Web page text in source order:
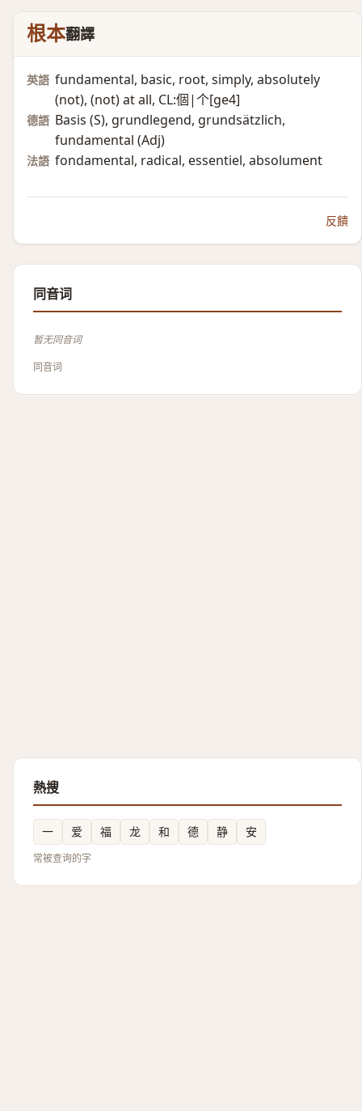
根本翻譯
英語 fundamental, basic, root, simply, absolutely
(not)​, (not)​ at all, CL:個|个[ge4]
德語 Basis (S)​, grundlegend, grundsätzlich,
fundamental (Adj)​
法語 fondamental, radical, essentiel, absolument
反饋
同音词
暂无同音词
同音词
熱搜
一 爱 福 龙 和 德 静 安
常被查询的字